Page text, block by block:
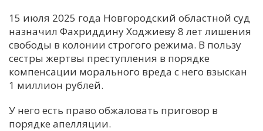
15 июля 2025 года Новгородский областной суд
назначил Фахриддину Ходжиеву 8 лет лишения
свободы в колонии строгого режима. В пользу
сестры жертвы преступления в порядке
компенсации морального вреда с него взыскан
1 миллион рублей.
У него есть право обжаловать приговор в
порядке апелляции.